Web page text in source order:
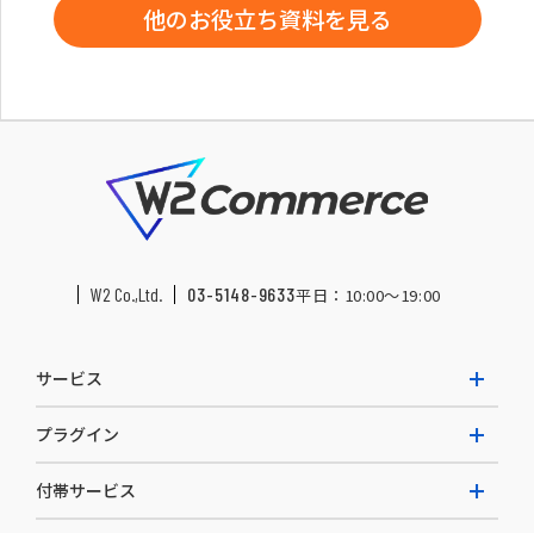
他のお役立ち資料を見る
W2 Co.,Ltd. 03-5148-9633平日：10:00〜19:00
サービス
W2 Commerce Repeat
プラグイン
付帯サービス